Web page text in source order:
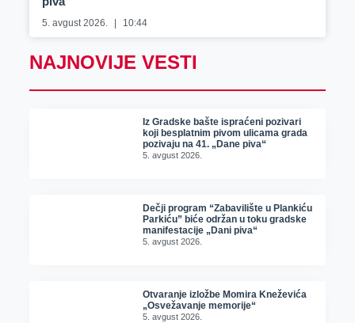
5. avgust 2026. 10:44
NAJNOVIJE VESTI
Iz Gradske bašte ispraćeni pozivari
koji besplatnim pivom ulicama grada
pozivaju na 41. „Dane piva“
5. avgust 2026.
Dečji program “Zabavilište u Plankiću
Parkiću” biće održan u toku gradske
manifestacije „Dani piva“
5. avgust 2026.
Otvaranje izložbe Momira Kneževića
„Osvežavanje memorije“
5. avgust 2026.